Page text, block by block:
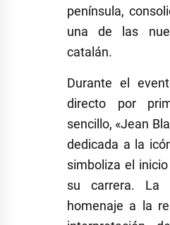
península,
una de las
catalán.
Durante el
directo por
sencillo, «Jean
dedicada a la
simboliza el
su carrera. La
homenaje a la